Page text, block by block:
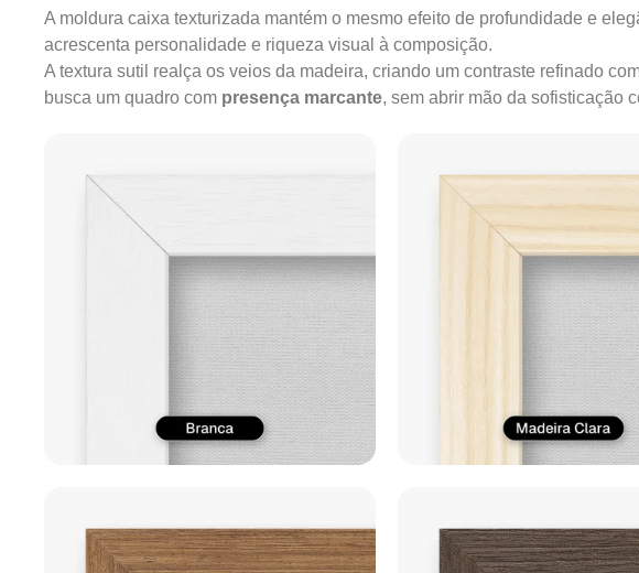
A moldura caixa texturizada mantém o mesmo efeito de profundidade e
acrescenta personalidade e riqueza visual à composição.
A textura sutil realça os veios da madeira, criando um contraste refinado
busca um quadro com presença marcante, sem abrir mão da sofisticação